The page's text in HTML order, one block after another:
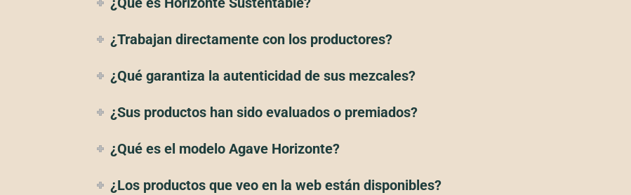
¿Trabajan directamente con los productores?
¿Qué garantiza la autenticidad de sus mezcales?
¿Sus productos han sido evaluados o premiados?
¿Qué es el modelo Agave Horizonte?
¿Los productos que veo en la web están disponibles?